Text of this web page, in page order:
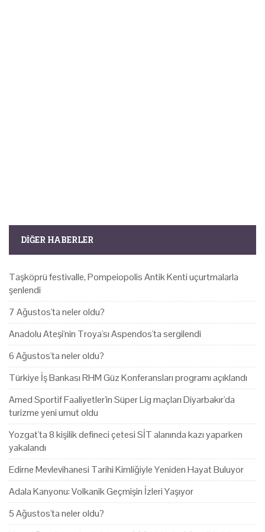
DIĞER HABERLER
Taşköprü festivalle, Pompeiopolis Antik Kenti uçurtmalarla
şenlendi
7 Ağustos'ta neler oldu?
Anadolu Ateşi'nin Troya'sı Aspendos'ta sergilendi
6 Ağustos'ta neler oldu?
Türkiye İş Bankası RHM Güz Konferansları programı açıklandı
Amed Sportif Faaliyetler'in Süper Lig maçları Diyarbakır'da
turizme yeni umut oldu
Yozgat'ta 8 kişilik defineci çetesi SİT alanında kazı yaparken
yakalandı
Edirne Mevlevihanesi Tarihi Kimliğiyle Yeniden Hayat Buluyor
Adala Kanyonu: Volkanik Geçmişin İzleri Yaşıyor
5 Ağustos'ta neler oldu?